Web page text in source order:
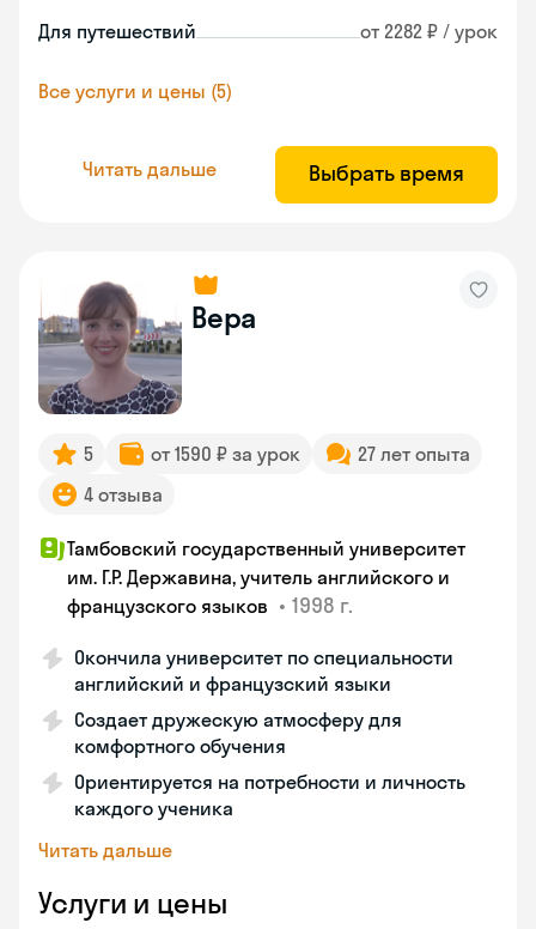
Для путешествий от 2282 ₽ / урок
Все услуги и цены (5)
Читать дальше Выбрать время
Вера
5 от 1590 ₽ за урок
27 лет опыта
4 отзыва
Тамбовский государственный университет
им. Г.Р. Державина, учитель английского и
французского языков • 1998 г.
Окончила университет по специальности
английский и французский языки
Создает дружескую атмосферу для
комфортного обучения
Ориентируется на потребности и личность
каждого ученика
Читать дальше
Услуги и цены